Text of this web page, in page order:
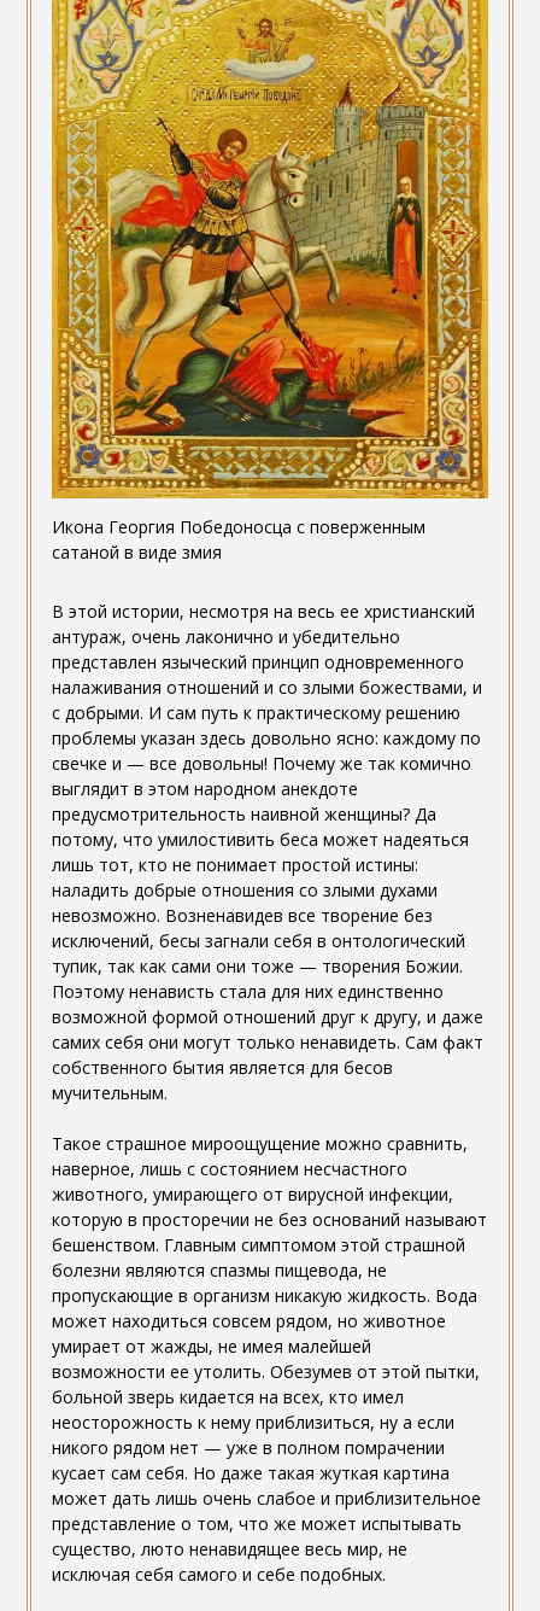
Икона Георгия Победоносца с поверженным
сатаной в виде змия
В этой истории, несмотря на весь ее христианский
антураж, очень лаконично и убедительно
представлен языческий принцип одновременного
налаживания отношений и со злыми божествами, и
с добрыми. И сам путь к практическому решению
проблемы указан здесь довольно ясно: каждому по
свечке и — все довольны! Почему же так комично
выглядит в этом народном анекдоте
предусмотрительность наивной женщины? Да
потому, что умилостивить беса может надеяться
лишь тот, кто не понимает простой истины:
наладить добрые отношения со злыми духами
невозможно. Возненавидев все творение без
исключений, бесы загнали себя в онтологический
тупик, так как сами они тоже — творения Божии.
Поэтому ненависть стала для них единственно
возможной формой отношений друг к другу, и даже
самих себя они могут только ненавидеть. Сам факт
собственного бытия является для бесов
мучительным.
Такое страшное мироощущение можно сравнить,
наверное, лишь с состоянием несчастного
животного, умирающего от вирусной инфекции,
которую в просторечии не без оснований называют
бешенством. Главным симптомом этой страшной
болезни являются спазмы пищевода, не
пропускающие в организм никакую жидкость. Вода
может находиться совсем рядом, но животное
умирает от жажды, не имея малейшей
возможности ее утолить. Обезумев от этой пытки,
больной зверь кидается на всех, кто имел
неосторожность к нему приблизиться, ну а если
никого рядом нет — уже в полном помрачении
кусает сам себя. Но даже такая жуткая картина
может дать лишь очень слабое и приблизительное
представление о том, что же может испытывать
существо, люто ненавидящее весь мир, не
исключая себя самого и себе подобных.